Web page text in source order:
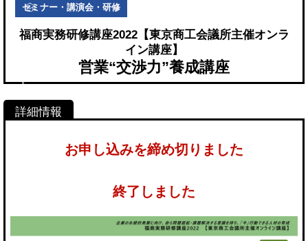
セミナー・講演会・研修
福商実務研修講座2022【東京商工会議所主催オンラ
イン講座】
営業“交渉力”養成講座
お申し込みを締め切りました
終了しました